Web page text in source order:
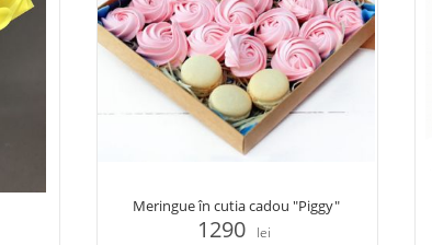
Meringue în cutia cadou "Piggy"
1290 lei